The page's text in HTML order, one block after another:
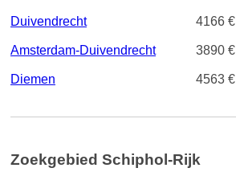
Duivendrecht 4166 €
Amsterdam-Duivendrecht 3890 €
Diemen 4563 €
Zoekgebied Schiphol-Rijk